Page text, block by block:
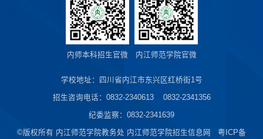
内师本科招生官微 内江师范学院官微
学校地址：四川省内江市东兴区红桥街1号
招生咨询电话：0832-2340613 0832-2341356
纪委监察：0832-2341639
©版权所有 内江师范学院教务处 内江师范学院招生信息网 粤ICP备